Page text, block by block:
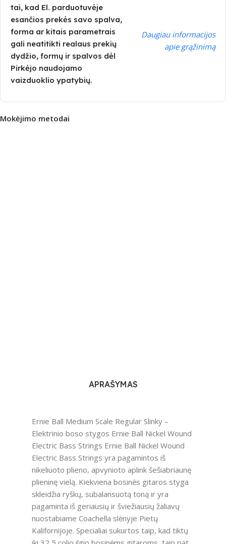
tai, kad El. parduotuvėje
esančios prekės savo spalva,
forma ar kitais parametrais
gali neatitikti realaus prekių
dydžio, formų ir spalvos dėl
Pirkėjo naudojamo
vaizduoklio ypatybių.
Daugiau informacijos
apie grąžinimą
Mokėjimo metodai
APRAŠYMAS
Ernie Ball Medium Scale Regular Slinky –
Elektrinio boso stygos Ernie Ball Nickel Wound
Electric Bass Strings Ernie Ball Nickel Wound
Electric Bass Strings yra pagamintos iš
nikeliuoto plieno, apvynioto aplink šešiabriaunę
plieninę vielą. Kiekviena bosinės gitaros styga
skleidžia ryškų, subalansuotą toną ir yra
pagaminta iš geriausių ir šviežiausių žaliavų
nuostabiame Coachella slėnyje Pietų
Kalifornijoje. Specialiai sukurtos taip, kad tiktų